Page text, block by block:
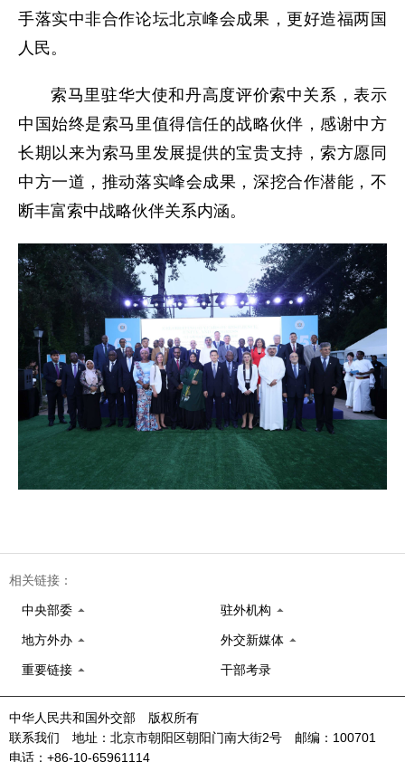
手落实中非合作论坛北京峰会成果，更好造福两国
人民。
索马里驻华大使和丹高度评价索中关系，表示
中国始终是索马里值得信任的战略伙伴，感谢中方
长期以来为索马里发展提供的宝贵支持，索方愿同
中方一道，推动落实峰会成果，深挖合作潜能，不
断丰富索中战略伙伴关系内涵。
相关链接：
中央部委 驻外机构
地方外办 外交新媒体
重要链接 干部考录
中华人民共和国外交部 版权所有
联系我们 地址：北京市朝阳区朝阳门南大街2号 邮编：100701
电话：+86-10-65961114